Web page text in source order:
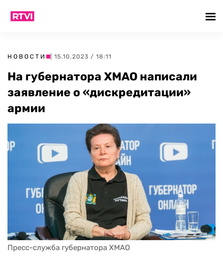
НОВОСТИ | 15.10.2023 / 18:11
На губернатора ХМАО написали
заявление о «дискредитации»
армии
Пресс-служба губернатора ХМАО